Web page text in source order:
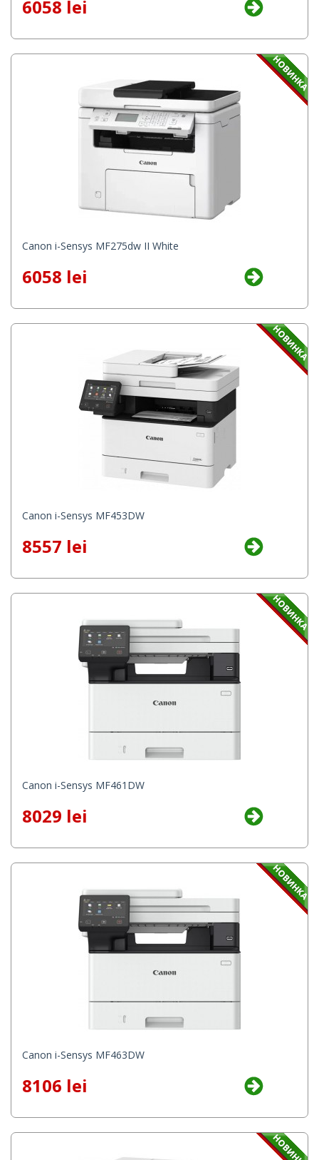
6058 lei
Canon i-Sensys MF275dw II White
6058 lei
Canon i-Sensys MF453DW
8557 lei
Canon i-Sensys MF461DW
8029 lei
Canon i-Sensys MF463DW
8106 lei